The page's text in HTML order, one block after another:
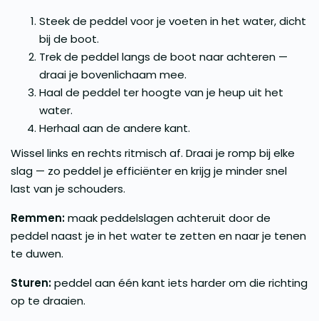
Steek de peddel voor je voeten in het water, dicht
bij de boot.
Trek de peddel langs de boot naar achteren —
draai je bovenlichaam mee.
Haal de peddel ter hoogte van je heup uit het
water.
Herhaal aan de andere kant.
Wissel links en rechts ritmisch af. Draai je romp bij elke
slag — zo peddel je efficiënter en krijg je minder snel
last van je schouders.
Remmen:maak peddelslagen achteruit door de
peddel naast je in het water te zetten en naar je tenen
te duwen.
Sturen:peddel aan één kant iets harder om die richting
op te draaien.